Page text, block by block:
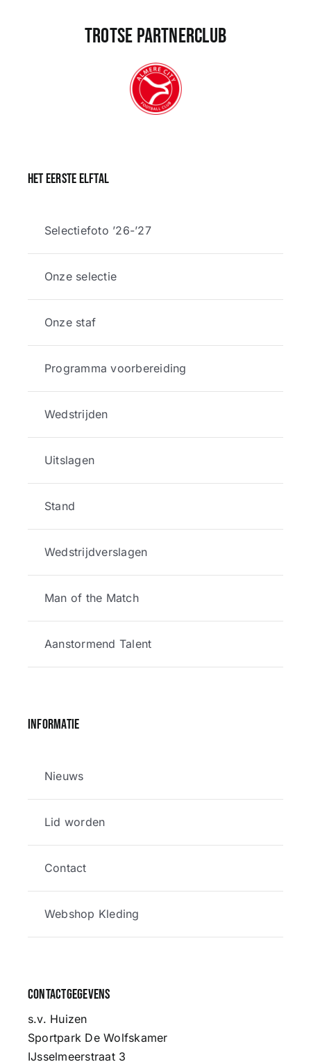
Trotse partnerclub
Het eerste elftal
Selectiefoto ’26-’27
Onze selectie
Onze staf
Programma voorbereiding
Wedstrijden
Uitslagen
Stand
Wedstrijdverslagen
Man of the Match
Aanstormend Talent
Informatie
Nieuws
Lid worden
Contact
Webshop Kleding
Contactgegevens
s.v. Huizen
Sportpark De Wolfskamer
IJsselmeerstraat 3